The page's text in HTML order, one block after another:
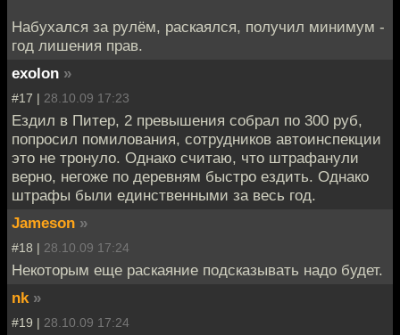
Набухался за рулём, раскаялся, получил минимум -
год лишения прав.
exolon »
#17 | 28.10.09 17:23
Ездил в Питер, 2 превышения собрал по 300 руб,
попросил помилования, сотрудников автоинспекции
это не тронуло. Однако считаю, что штрафанули
верно, негоже по деревням быстро ездить. Однако
штрафы были единственными за весь год.
Jameson »
#18 | 28.10.09 17:24
Некоторым еще раскаяние подсказывать надо будет.
nk »
#19 | 28.10.09 17:24